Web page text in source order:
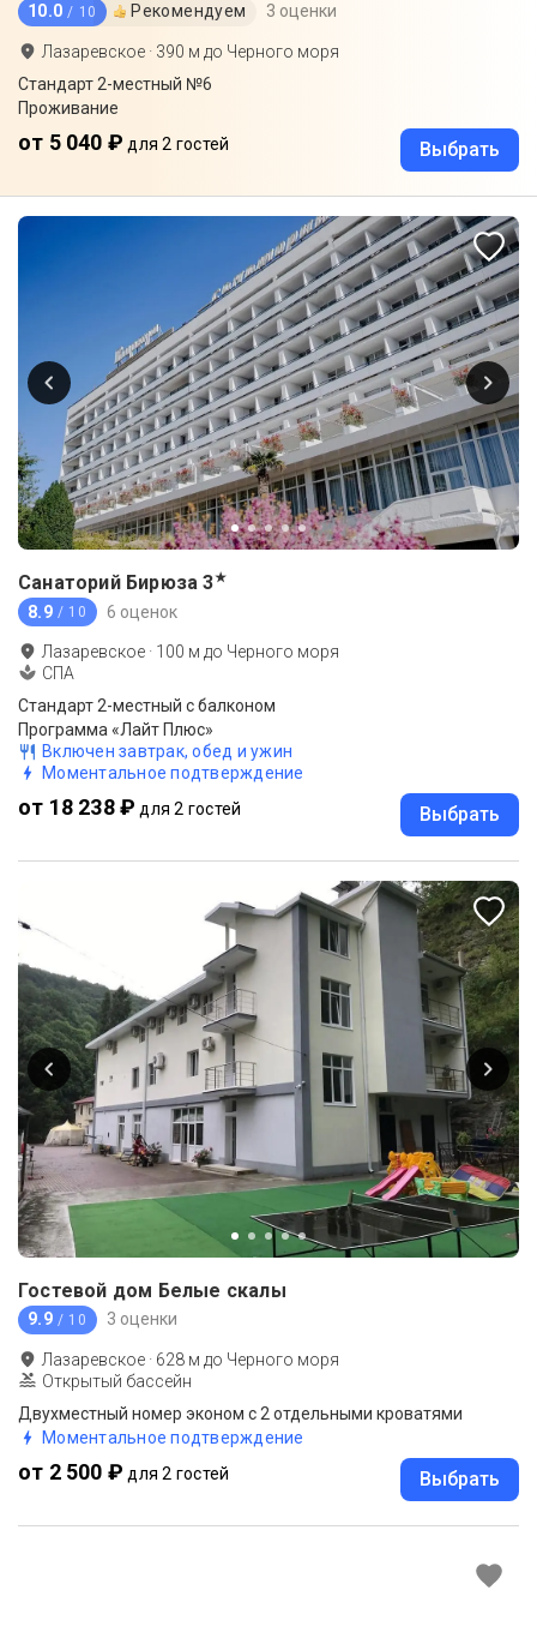
10.0 / 10 Рекомендуем 3 оценки
Лазаревское · 390 м до Черного моря
Стандарт 2-местный №6
Проживание
от 5 040 ₽ для 2 гостей Выбрать
Санаторий Бирюза 3★
8.9 / 10 6 оценок
Лазаревское · 100 м до Черного моря
СПА
Стандарт 2-местный с балконом
Программа «Лайт Плюс»
Включен завтрак, обед и ужин
Моментальное подтверждение
от 18 238 ₽ для 2 гостей Выбрать
Гостевой дом Белые скалы
9.9 / 10 3 оценки
Лазаревское · 628 м до Черного моря
Открытый бассейн
Двухместный номер эконом с 2 отдельными кроватями
Моментальное подтверждение
от 2 500 ₽ для 2 гостей Выбрать